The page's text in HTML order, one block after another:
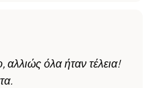
αλλιώς όλα ήταν τέλεια!